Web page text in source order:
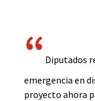
Diputados
emergencia en
proyecto ahora